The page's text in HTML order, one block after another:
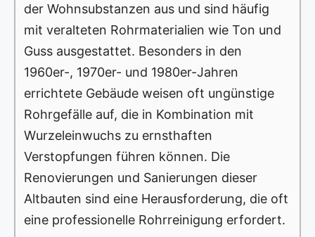
der Wohnsubstanzen aus und sind häufig
mit veralteten Rohrmaterialien wie Ton und
Guss ausgestattet. Besonders in den
1960er-, 1970er- und 1980er-Jahren
errichtete Gebäude weisen oft ungünstige
Rohrgefälle auf, die in Kombination mit
Wurzeleinwuchs zu ernsthaften
Verstopfungen führen können. Die
Renovierungen und Sanierungen dieser
Altbauten sind eine Herausforderung, die oft
eine professionelle Rohrreinigung erfordert.